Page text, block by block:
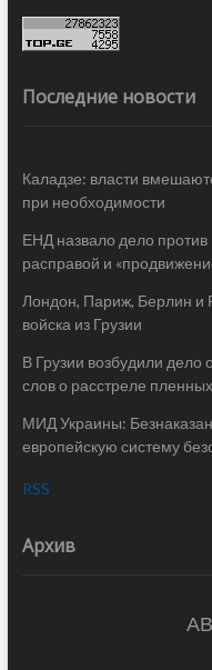
Последние новости
Каладзе: власти
при необходимости
ЕНД назвало дело
расправой и
Лондон, Париж, Берлин и
войска из Грузии
В Грузии возбудили дело
слов о расстреле
МИД Украины:
европейскую систему
RSS
Архив